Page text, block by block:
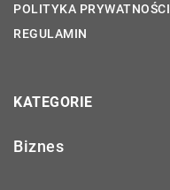
POLITYKA PRYWATNOŚCI
REGULAMIN
KATEGORIE
Biznes